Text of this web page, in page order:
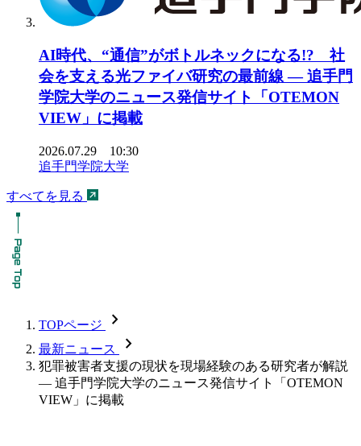
AI時代、“通信”がボトルネックになる!? 社
会を支える光ファイバ研究の最前線 ― 追手門
学院大学のニュース発信サイト「OTEMON
VIEW」に掲載
2026.07.29 10:30
追手門学院大学
すべてを見る
TOPページ chevron_forward
最新ニュース chevron_forward
犯罪被害者支援の現状を現場経験のある研究者が解説
— 追手門学院大学のニュース発信サイト「OTEMON
VIEW」に掲載